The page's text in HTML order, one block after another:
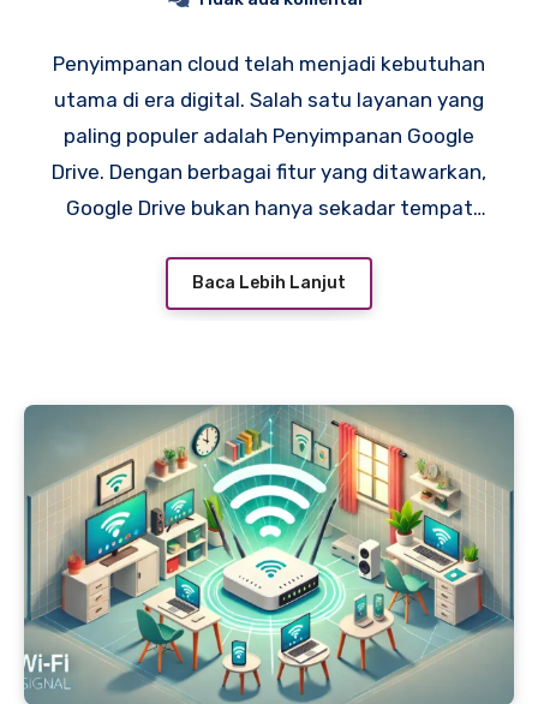
Penyimpanan cloud telah menjadi kebutuhan
utama di era digital. Salah satu layanan yang
paling populer adalah Penyimpanan Google
Drive. Dengan berbagai fitur yang ditawarkan,
Google Drive bukan hanya sekadar tempat
kolaborasi yang memudahkan berbagai
aktivitas kerja dan personal. Dalam artikel ini,
keamanan untuk penggunaannya.
Baca Lebih Lanjut